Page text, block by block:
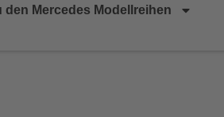
den Mercedes Modellreihen